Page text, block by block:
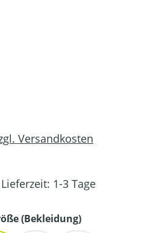
Versandkosten
1-3 Tage
(Bekleidung)auswählen